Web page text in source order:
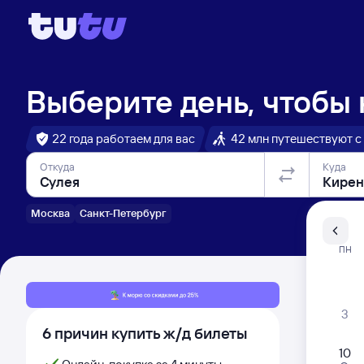
Выберите день, чтобы
22 года работаем для вас 42 млн путешествуют
Откуда
Москва Санкт-Петербург
Куда
6 причин купить ж/д билеты
ПН
3
10